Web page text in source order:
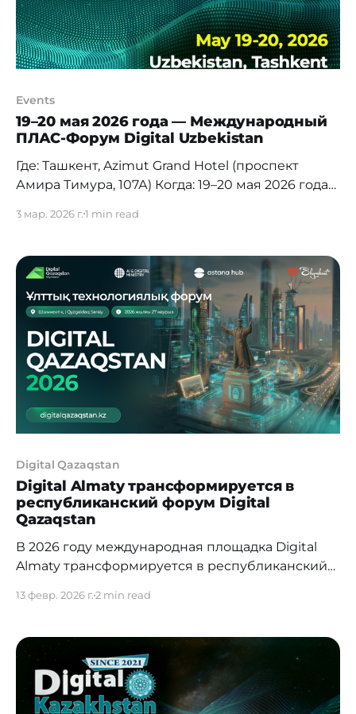
Events
19–20 мая 2026 года — Международный
ПЛАС-Форум Digital Uzbekistan
Где: Ташкент, Azimut Grand Hotel (проспект
Амира Тимура, 107А) Когда: 19–20 мая 2026 года
Digital Uzbekistan в шестой раз пройдет в
площадка, посвящённая цифровой
трансформации государственных услуг,
финансового сектора, платежной
инфраструктуры и развитию финтех-
экосистемы. Форум объединяет
представителей банковского сектора,
3 мар. 2026 г.1 min read
Digital Qazaqstan
Digital Almaty трансформируется в
республиканский форум Digital
Qazaqstan
В 2026 году международная площадка Digital
Almaty трансформируется в республиканский
платформу, ориентированную на практическую
развитие регионов страны. Новый формат
форума отражает стратегический курс
Казахстана на формирование устойчивой
цифровой экономики, внедрение
13 февр. 2026 г.2 min read